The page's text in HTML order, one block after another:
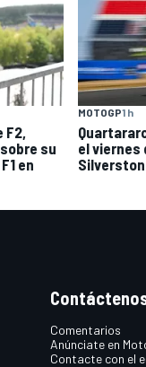
F2,
su
en
MOTOGP1 h
el viernes
Comentarios
Anúnciate en
Contacte con el